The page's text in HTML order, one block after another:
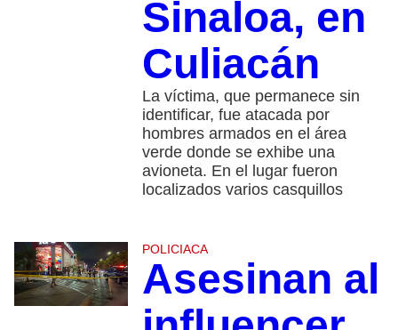
Sinaloa, en
Culiacán
La víctima, que permanece sin
identificar, fue atacada por
hombres armados en el área
verde donde se exhibe una
avioneta. En el lugar fueron
localizados varios casquillos
POLICIACA
Asesinan al